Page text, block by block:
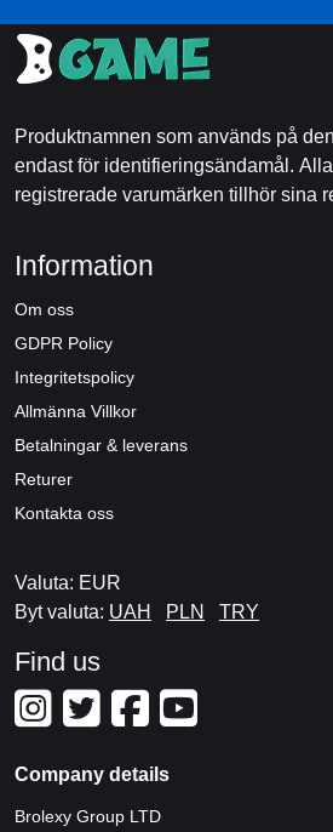
Produktnamnen som används på
endast för identifieringsändamål.
registrerade varumärken tillhör sina
Information
Om oss
GDPR Policy
Integritetspolicy
Allmänna Villkor
Betalningar & leverans
Returer
Kontakta oss
Valuta: EUR
Byt valuta: UAH PLN TRY
Find us
Company details
Brolexy Group LTD